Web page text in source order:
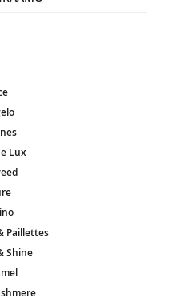
Lux
Paillettes
Shine